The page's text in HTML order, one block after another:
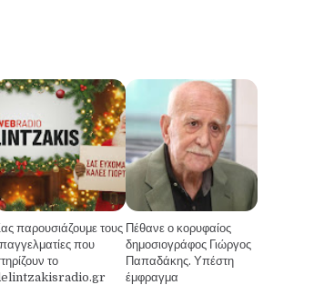
παρουσιάζουμε τους
που
το
Πέθανε ο κορυφαίος
δημοσιογράφος Γιώργος
Παπαδάκης. Υπέστη
έμφραγμα